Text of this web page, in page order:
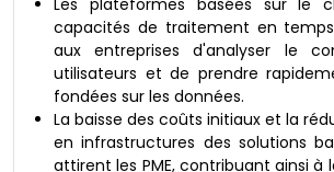
capacités de traitement en
aux entreprises d'analyser le
utilisateurs et de prendre
fondées sur les données.
La baisse des coûts initiaux et la
en infrastructures des solutions
attirent les PME, contribuant ainsi à